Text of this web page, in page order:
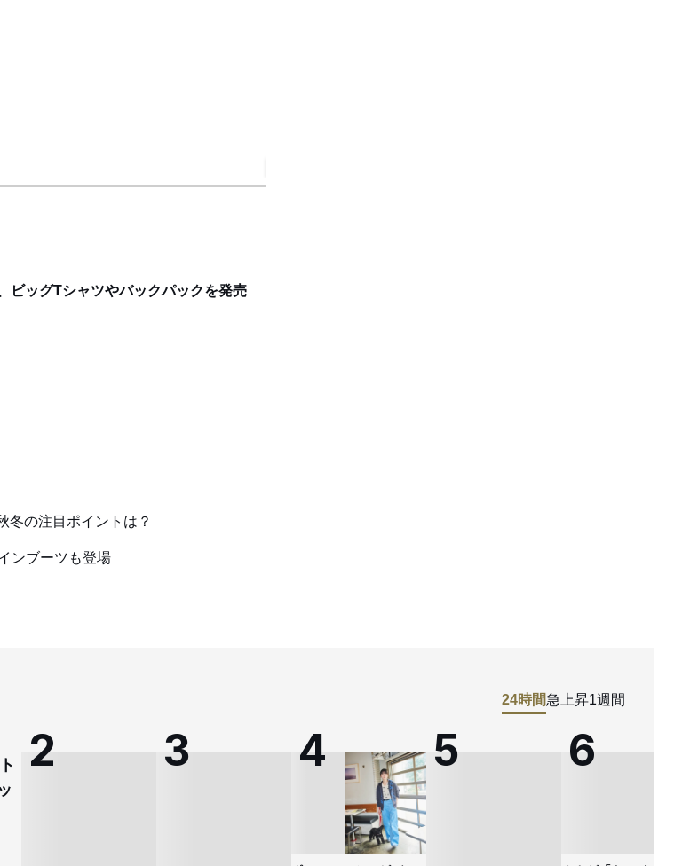
ビッグTシャツやバックパックを発売
冬の注目ポイントは？
ンブーツも登場
24時間急上昇1週間